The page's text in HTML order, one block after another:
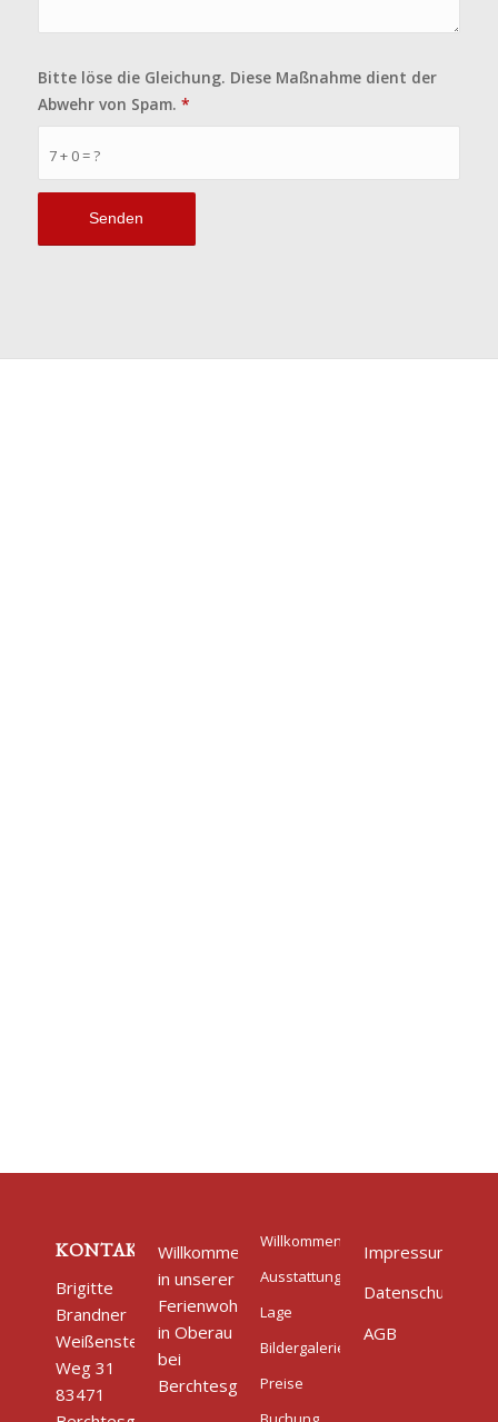
7 + 0 = ?
Bitte löse die Gleichung. Diese Maßnahme dient der
Abwehr von Spam. *
KONTAKT
Brigitte
Brandner
Weißensteiner
Weg 31
83471
Willkommen
in unserer
Ferienwohnung
in Oberau
bei
Berchtesgaden.
Willkommen
Ausstattung
Lage
Bildergalerie
Preise
Impressum
Datenschutz
AGB